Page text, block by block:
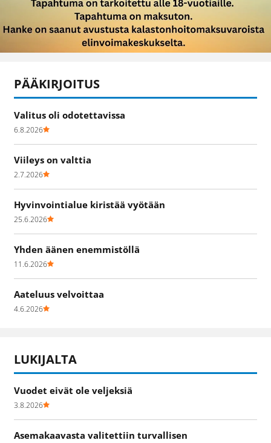
PÄÄKIRJOITUS
Valitus oli odotettavissa
6.8.2026
Viileys on valttia
2.7.2026
Hyvinvointialue kiristää vyötään
25.6.2026
Yhden äänen enemmistöllä
11.6.2026
Aateluus velvoittaa
4.6.2026
LUKIJALTA
Vuodet eivät ole veljeksiä
3.8.2026
Asemakaavasta valitettiin turvallisen